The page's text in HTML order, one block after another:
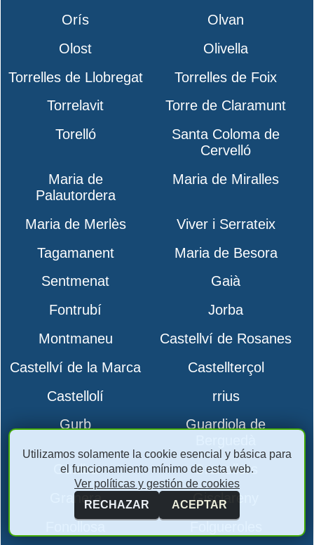
Orís
Olvan
Olost
Olivella
Torrelles de Llobregat
Torrelles de Foix
Torrelavit
Torre de Claramunt
Torelló
Santa Coloma de
Cervelló
Maria de
Palautordera
Maria de Miralles
Maria de Merlès
Viver i Serrateix
Tagamanent
Maria de Besora
Sentmenat
Gaià
Fontrubí
Jorba
Montmaneu
Castellví de Rosanes
Castellví de la Marca
Castellterçol
Castellolí
rrius
Gurb
Guardiola de
Gualba
Granollers
Granera
Gisclareny
Utilizamos solamente la cookie esencial y básica para
el funcionamiento mínimo de esta web.
Ver políticas y gestión de cookies
RECHAZAR
ACEPTAR